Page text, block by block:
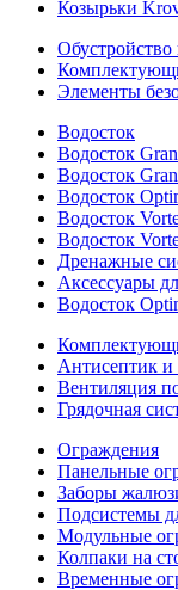
Козырьки
Обустройство
Элементы
Водосток
Водосток
Водосток
Водосток
Водосток
Водосток
Дренажные
Аксессуары
Водосток
Антисептик и
Вентиляция
Грядочная
Ограждения
Панельные
Заборы
Подсистемы
Модульные
Колпаки на
Временные